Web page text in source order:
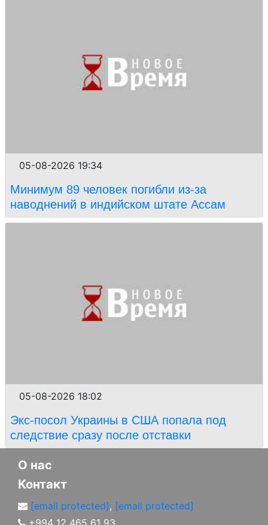
05-08-2026 19:34
Минимум 89 человек погибли из-за
наводнений в индийском штате Ассам
05-08-2026 18:02
Экс-посол Украины в США попала под
следствие сразу после отставки
О нас
Контакт
[email protected], [email protected]
+994 12 465 61 93